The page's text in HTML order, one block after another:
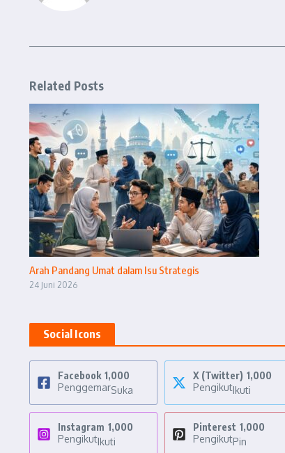
Related Posts
Arah Pandang Umat dalam Isu Strategis
24 Juni 2026
Social Icons
Facebook 1,000
PenggemarSuka
X (Twitter) 1,000
PengikutIkuti
Instagram 1,000
PengikutIkuti
Pinterest 1,000
PengikutPin